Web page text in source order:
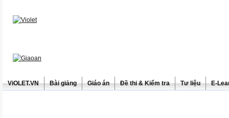
ViOLET.VN Bài giảng Giáo án Đề thi & Kiểm tra Tư liệu E-